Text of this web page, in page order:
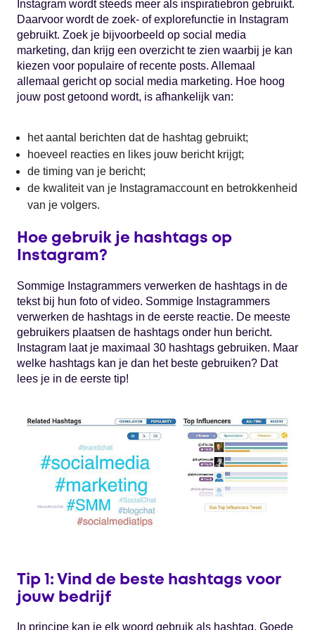
Instagram wordt steeds meer als inspiratiebron gebruikt.
Daarvoor wordt de zoek- of explorefunctie in Instagram
gebruikt. Zoek je bijvoorbeeld op social media
marketing, dan krijg een overzicht te zien waarbij je kan
kiezen voor populaire of recente posts. Allemaal
allemaal gericht op social media marketing. Hoe hoog
jouw post getoond wordt, is afhankelijk van:
het aantal berichten dat de hashtag gebruikt;
hoeveel reacties en likes jouw bericht krijgt;
de timing van je bericht;
de kwaliteit van je Instagramaccount en betrokkenheid
van je volgers.
Hoe gebruik je hashtags op
Instagram?
Sommige Instagrammers verwerken de hashtags in de
tekst bij hun foto of video. Sommige Instagrammers
verwerken de hashtags in de eerste reactie. De meeste
gebruikers plaatsen de hashtags onder hun bericht.
Instagram laat je maximaal 30 hashtags gebruiken. Maar
welke hashtags kan je dan het beste gebruiken? Dat
lees je in de eerste tip!
Tip 1: Vind de beste hashtags voor
jouw bedrijf
In principe kan je elk woord gebruik als hashtag. Goede